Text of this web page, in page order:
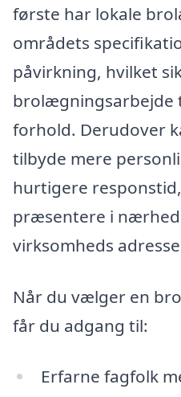
første har lokale
områdets
påvirkning, hvilket
brolægningsarbejde
forhold. Derudover
tilbyde mere
hurtigere
præsentere i
virksomheds
Når du vælger en
får du adgang til:
Erfarne fagfolk